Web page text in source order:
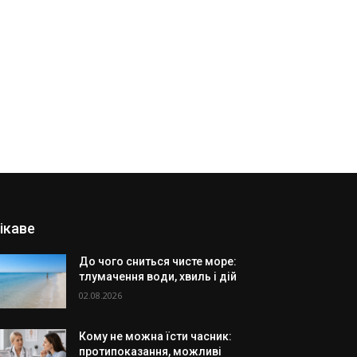
До чого сниться чисте море:
тлумачення води, хвиль і дій
02.08.2026
Кому не можна їсти часник:
протипоказання, можливі